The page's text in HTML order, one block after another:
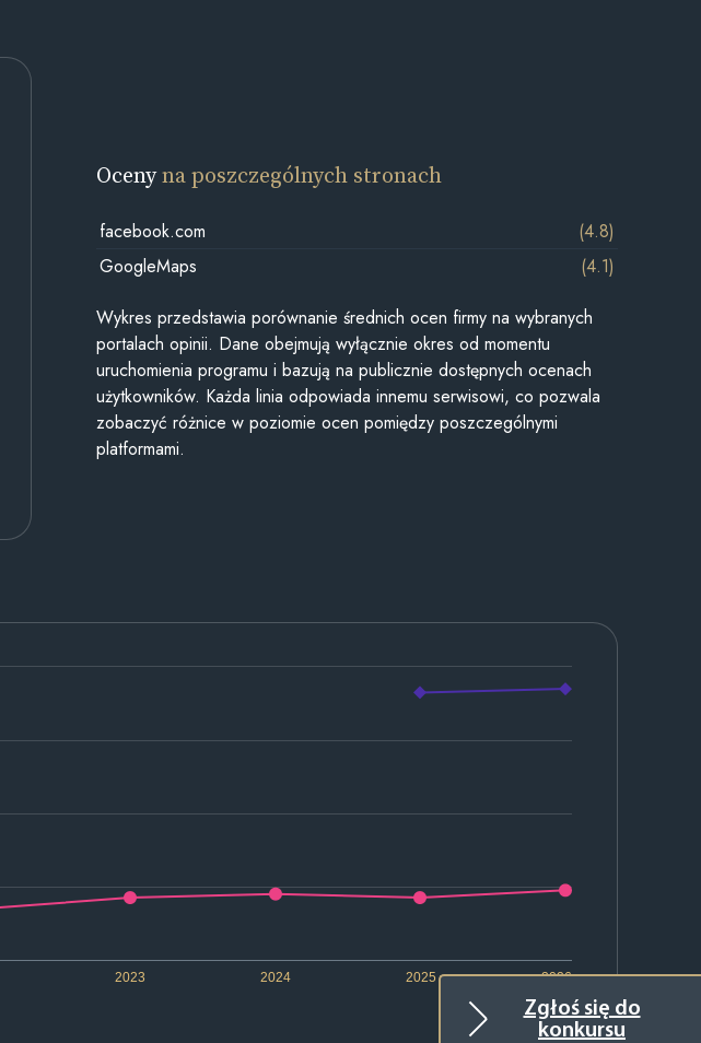
Zgłoś się do
konkursu
Ocenyna poszczególnych stronach
facebook.com
(4.8)
GoogleMaps
(4.1)
Wykres przedstawia porównanie średnich ocen firmy na wybranych
portalach opinii. Dane obejmują wyłącznie okres od momentu
uruchomienia programu i bazują na publicznie dostępnych ocenach
użytkowników. Każda linia odpowiada innemu serwisowi, co pozwala
zobaczyć różnice w poziomie ocen pomiędzy poszczególnymi
platformami.
2023 2024 2025 2026